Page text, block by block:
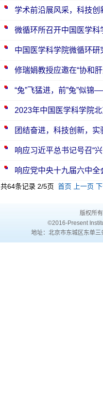
学术前沿展风采，科技
微循环所召开中国医学
中国医学科学院微循环
修瑞娟教授应邀在“协和
“兔”飞猛进，前”兔”似
2023年中国医学科学院
团结奋进，科技创新，实
响应习近平总书记号召“
响应党中央十九届六中
共64条记录 2/5页 首页 上一页
版权所
©2016-Present
地址：北京市东城区东